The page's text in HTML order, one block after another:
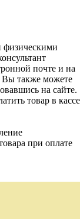
физическими
почте и на
Вы также можете
на сайте.
товар в кассе
при оплате